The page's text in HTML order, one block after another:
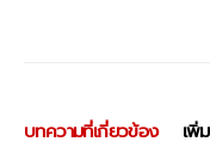
บทความที่เกี่ยวข้อง เพิ่